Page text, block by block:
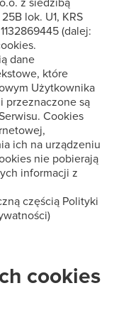
z siedzibą
lok. U1, KRS
(dalej:
dane
które
Użytkownika
przeznaczone są
Cookies
ich na urządzeniu
nie pobierają
informacji z
częścią Polityki
cookies